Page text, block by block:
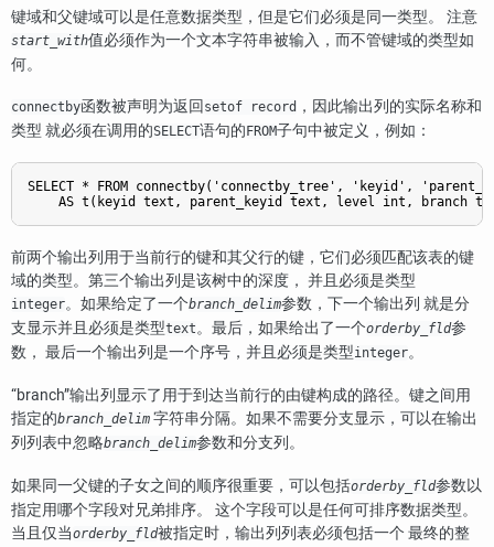
键域和父键域可以是任意数据类型，但是它们必须是同一类型。 注意
start_with值必须作为一个文本字符串被输入，而不管键域的类型如
何。
connectby函数被声明为返回 setof record ，因此输出列的实际名称和
类型 就必须在调用的SELECT语句的 FROM子句中被定义，例如：
SELECT * FROM connectby('connectby_tree', 'keyid',
前两个输出列用于当前行的键和其父行的键，它们必须匹配该表的键
域的类型。第三个输出列是该树中的深度， 并且必须是类型
integer。如果给定了一个branch_delim参数，下一个输出列 就是分
支显示并且必须是类型text。最后，如果给出了一个orderby_fld参
数， 最后一个输出列是一个序号，并且必须是类型integer。
“branch”输出列显示了用于到达当前行的由键构成的路径。键之间用
指定的branch_delim 字符串分隔。如果不需要分支显示，可以在输出
列列表中忽略branch_delim参数和分支列。
如果同一父键的子女之间的顺序很重要，可以包括orderby_fld参数以
指定用哪个字段对兄弟排序。 这个字段可以是任何可排序数据类型。
当且仅当orderby_fld被指定时，输出列列表必须包括一个 最终的整